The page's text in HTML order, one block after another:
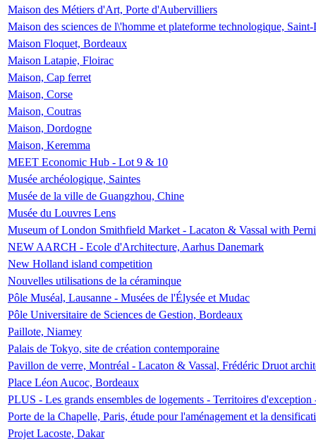
Maison des Métiers d'Art, Porte d'Aubervilliers
Maison des sciences de l\'homme et plateforme technologique,
Maison Floquet, Bordeaux
Maison Latapie, Floirac
Maison, Cap ferret
Maison, Corse
Maison, Coutras
Maison, Dordogne
Maison, Keremma
MEET Economic Hub - Lot 9 & 10
Musée archéologique, Saintes
Musée de la ville de Guangzhou, Chine
Musée du Louvres Lens
Museum of London Smithfield Market - Lacaton & Vassal with
NEW AARCH - Ecole d'Architecture, Aarhus Danemark
New Holland island competition
Nouvelles utilisations de la céraminque
Pôle Muséal, Lausanne - Musées de l'Élysée et Mudac
Pôle Universitaire de Sciences de Gestion, Bordeaux
Paillote, Niamey
Palais de Tokyo, site de création contemporaine
Pavillon de verre, Montréal - Lacaton & Vassal, Frédéric Druot
Place Léon Aucoc, Bordeaux
PLUS - Les grands ensembles de logements - Territoires
Porte de la Chapelle, Paris, étude pour l'aménagement et la
Projet Lacoste, Dakar